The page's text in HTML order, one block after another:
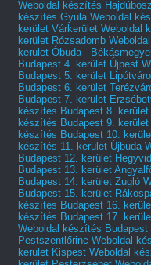
Weboldal készítés
készítés Gyula Weboldal
kerület Várkerület Weboldal
kerület Rózsadomb
kerület Óbuda -
Budapest 4. kerület Újpest
Budapest 5. kerület
Budapest 6. kerület
Budapest 7. kerület
készítés Budapest 8.
készítés Budapest 9. kerület
készítés Budapest 10.
készítés 11. kerület Újbuda
Budapest 12. kerület
Budapest 13. kerület
Budapest 14. kerület Zugló
Budapest 15. kerület
készítés Budapest 16.
készítés Budapest 17.
Weboldal készítés Budapest
Pestszentlőrinc Weboldal
kerület Kispest Weboldal